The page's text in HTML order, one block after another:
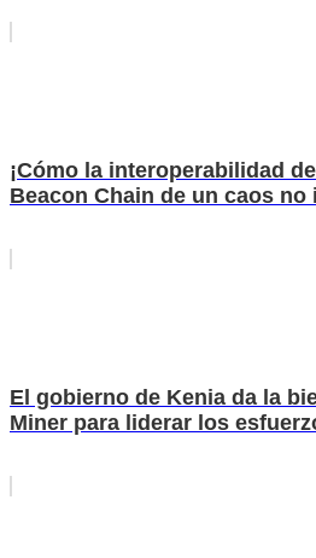
¡Cómo la interoperabilidad
Beacon Chain de un caos
El gobierno de Kenia da la
Miner para liderar los